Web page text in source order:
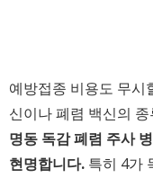
예방접종 비용도 무시
신이나 폐렴 백신의
명동 독감 폐렴 주사
현명합니다. 특히 4가